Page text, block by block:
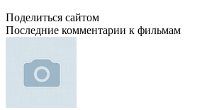
Поделиться сайтом
Последние комментарии к фильмам